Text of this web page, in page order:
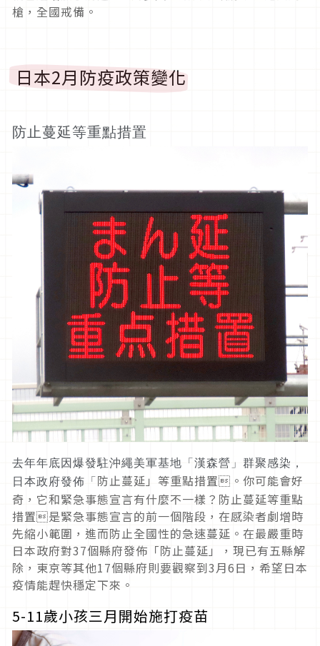
槍，全國戒備。
日本2月防疫政策變化
防止蔓延等重點措置
去年年底因爆發駐沖繩美軍基地「漢森營」群聚感染，
日本政府發佈「 防止蔓延」等重點措置。你可能會好
奇，它和緊急事態宣言有什麼不一樣？防止蔓延等重點
措置是緊急事態宣言的前一個階段，在感染者劇增時
先縮小範圍，進而防止全國性的急速蔓延。在最嚴重時
日本政府對37個縣府發佈「防止蔓延」，現已有五縣解
除，東京等其他17個縣府則要觀察到3月6日，希望日本
疫情能趕快穩定下來。
5-11歲小孩三月開始施打疫苗